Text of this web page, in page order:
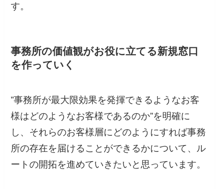
す。
事務所の価値観がお役に立てる新規窓口
を作っていく
”事務所が最大限効果を発揮できるようなお客
様はどのようなお客様であるのか”を明確に
し、それらのお客様層にどのようにすれば事務
所の存在を届けることができるかについて、ル
ートの開拓を進めていきたいと思っています。